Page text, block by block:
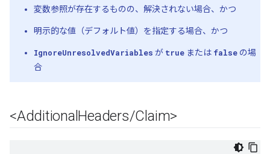
変数参照が存在するものの、解決されない場合、かつ
明示的な値（デフォルト値）を指定する場合、かつ
IgnoreUnresolvedVariables が true または false の場
合
<Additional Headers/Claim>